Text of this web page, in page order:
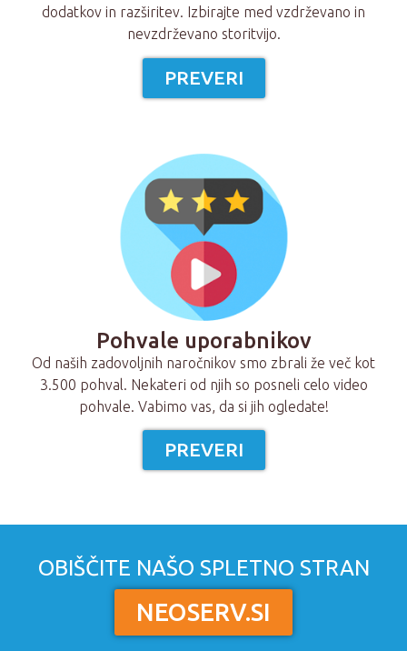
dodatkov in razširitev. Izbirajte med vzdrževano in
nevzdrževano storitvijo.
PREVERI
Pohvale uporabnikov
Od naših zadovoljnih naročnikov smo zbrali že več kot
3.500 pohval. Nekateri od njih so posneli celo video
pohvale. Vabimo vas, da si jih ogledate!
PREVERI
OBIŠČITE NAŠO SPLETNO STRAN
NEOSERV.SI